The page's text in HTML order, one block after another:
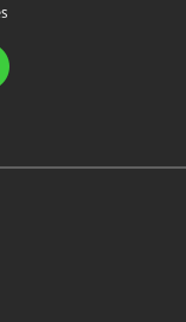
Handi Energie
de Handi Energie